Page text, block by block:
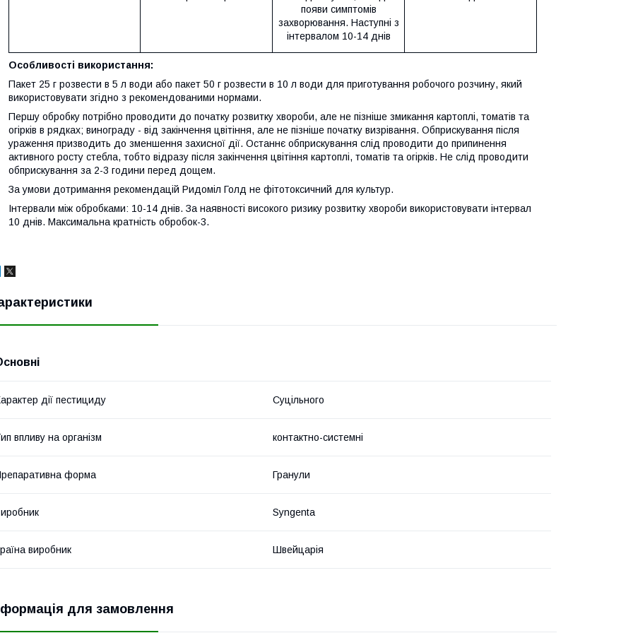
появи симптомів
захворювання. Наступні з
інтервалом 10-14 днів
Особливості використання:
Пакет 25 г розвести в 5 л води або пакет 50 г розвести в 10 л води для приготування робочого розчину, який
використовувати згідно з рекомендованими нормами.
Першу обробку потрібно проводити до початку розвитку хвороби, але не пізніше змикання картоплі, томатів та
огірків в рядках; винограду - від закінчення цвітіння, але не пізніше початку визрівання. Обприскування після
ураження призводить до зменшення захисної дії. Останнє обприскування слід проводити до припинення
активного росту стебла, тобто відразу після закінчення цвітіння картоплі, томатів та огірків. Не слід проводити
обприскування за 2-3 години перед дощем.
За умови дотримання рекомендацій Ридоміл Голд не фітотоксичний для культур.
Інтервали між обробками: 10-14 днів. За наявності високого ризику розвитку хвороби використовувати інтервал
10 днів. Максимальна кратність обробок-3.
дії пестициду Суцільного
впливу на організм контактно-системні
форма Гранули
Syngenta
виробник Швейцарія
для замовлення